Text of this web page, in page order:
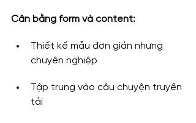
Cân bằng form và content:
Thiết kế mẫu đơn giản nhưng
chuyên nghiệp
Tập trung vào câu chuyện truyền
tải